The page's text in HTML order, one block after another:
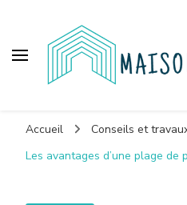
Accueil Conseils et
Les avantages d’une plage de